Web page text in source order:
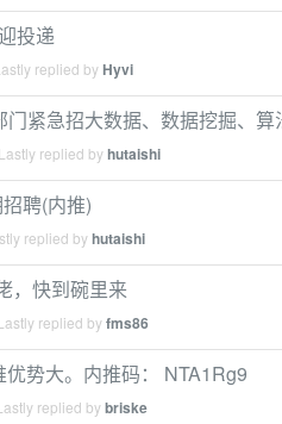
投递
replied byHyvi
紧急招大数据、数据挖掘、算
replied byhutaishi
聘(内推)
replied byhutaishi
，快到碗里来
replied byfms86
势大。内推码： NTA1Rg9
replied bybriske